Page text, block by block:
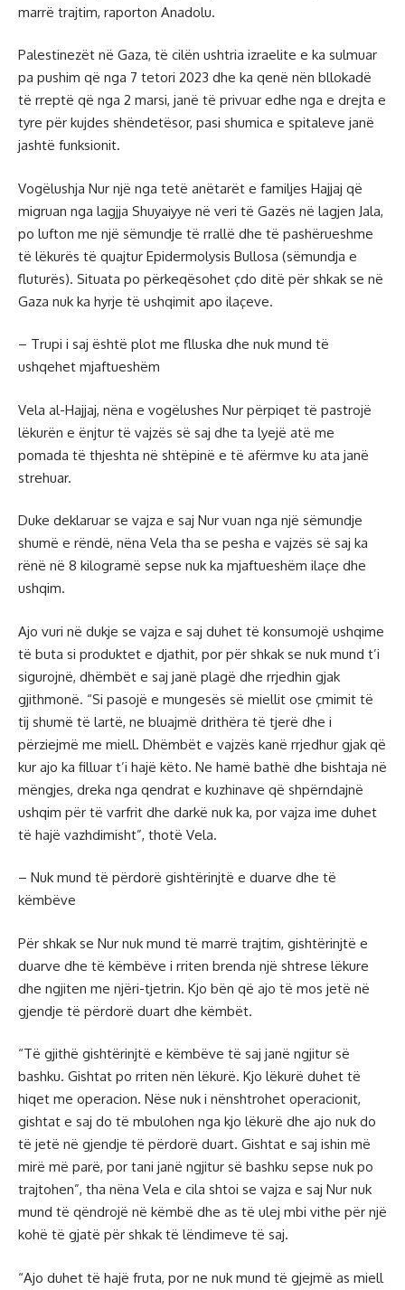
marrë trajtim, raporton Anadolu.
Palestinezët në Gaza, të cilën ushtria izraelite e ka sulmuar
pa pushim që nga 7 tetori 2023 dhe ka qenë nën bllokadë
të rreptë që nga 2 marsi, janë të privuar edhe nga e drejta e
tyre për kujdes shëndetësor, pasi shumica e spitaleve janë
jashtë funksionit.
Vogëlushja Nur një nga tetë anëtarët e familjes Hajjaj që
migruan nga lagjja Shuyaiyye në veri të Gazës në lagjen Jala,
po lufton me një sëmundje të rrallë dhe të pashërueshme
të lëkurës të quajtur Epidermolysis Bullosa (sëmundja e
fluturës). Situata po përkeqësohet çdo ditë për shkak se në
Gaza nuk ka hyrje të ushqimit apo ilaçeve.
– Trupi i saj është plot me flluska dhe nuk mund të
ushqehet mjaftueshëm
Vela al-Hajjaj, nëna e vogëlushes Nur përpiqet të pastrojë
lëkurën e ënjtur të vajzës së saj dhe ta lyejë atë me
pomada të thjeshta në shtëpinë e të afërmve ku ata janë
strehuar.
Duke deklaruar se vajza e saj Nur vuan nga një sëmundje
shumë e rëndë, nëna Vela tha se pesha e vajzës së saj ka
rënë në 8 kilogramë sepse nuk ka mjaftueshëm ilaçe dhe
ushqim.
Ajo vuri në dukje se vajza e saj duhet të konsumojë ushqime
të buta si produktet e djathit, por për shkak se nuk mund t’i
sigurojnë, dhëmbët e saj janë plagë dhe rrjedhin gjak
gjithmonë. “Si pasojë e mungesës së miellit ose çmimit të
tij shumë të lartë, ne bluajmë drithëra të tjerë dhe i
përziejmë me miell. Dhëmbët e vajzës kanë rrjedhur gjak që
kur ajo ka filluar t’i hajë këto. Ne hamë bathë dhe bishtaja në
mëngjes, dreka nga qendrat e kuzhinave që shpërndajnë
ushqim për të varfrit dhe darkë nuk ka, por vajza ime duhet
të hajë vazhdimisht”, thotë Vela.
– Nuk mund të përdorë gishtërinjtë e duarve dhe të
këmbëve
Për shkak se Nur nuk mund të marrë trajtim, gishtërinjtë e
duarve dhe të këmbëve i rriten brenda një shtrese lëkure
dhe ngjiten me njëri-tjetrin. Kjo bën që ajo të mos jetë në
gjendje të përdorë duart dhe këmbët.
“Të gjithë gishtërinjtë e këmbëve të saj janë ngjitur së
bashku. Gishtat po rriten nën lëkurë. Kjo lëkurë duhet të
hiqet me operacion. Nëse nuk i nënshtrohet operacionit,
gishtat e saj do të mbulohen nga kjo lëkurë dhe ajo nuk do
të jetë në gjendje të përdorë duart. Gishtat e saj ishin më
mirë më parë, por tani janë ngjitur së bashku sepse nuk po
trajtohen”, tha nëna Vela e cila shtoi se vajza e saj Nur nuk
mund të qëndrojë në këmbë dhe as të ulej mbi vithe për një
kohë të gjatë për shkak të lëndimeve të saj.
“Ajo duhet të hajë fruta, por ne nuk mund të gjejmë as miell